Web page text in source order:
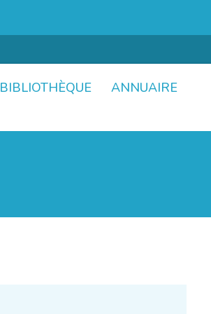
BIBLIOTHÈQUE
ANNUAIRE